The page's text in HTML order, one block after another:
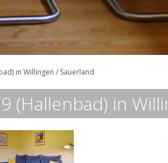
in Willingen / Sauerland
(Hallenbad) in